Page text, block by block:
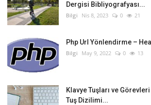
Dergisi Bibliyografyası...
Bilgi Nis 8, 2023 0 21
Php Url Yönlendirme –
Bilgi May 9, 2022 0 13
Klavye Tuşları ve
Tuş Dizilimi...